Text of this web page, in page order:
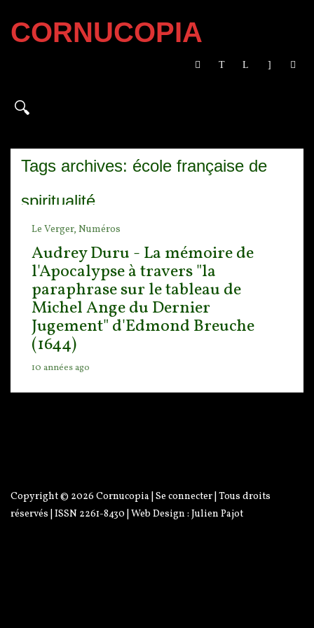
CORNUCOPIA
Tags archives: école française de
spiritualité
Le Verger, Numéros
Audrey Duru - La mémoire de
l'Apocalypse à travers "la
paraphrase sur le tableau de
Michel Ange du Dernier
Jugement" d'Edmond Breuche
(1644)
10 années ago
Copyright © 2026 Cornucopia Se connecter | Tous droits
réservés | ISSN 2261-8430 | Web Design : Julien Pajot